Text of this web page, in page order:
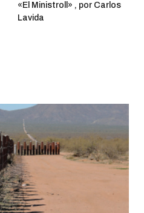
«El Ministroll» , por Carlos
Lavida